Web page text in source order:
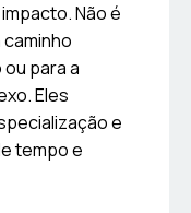
Não é
para a
Eles
e
tempo e